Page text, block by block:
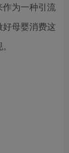
为一种引流
母婴消费这